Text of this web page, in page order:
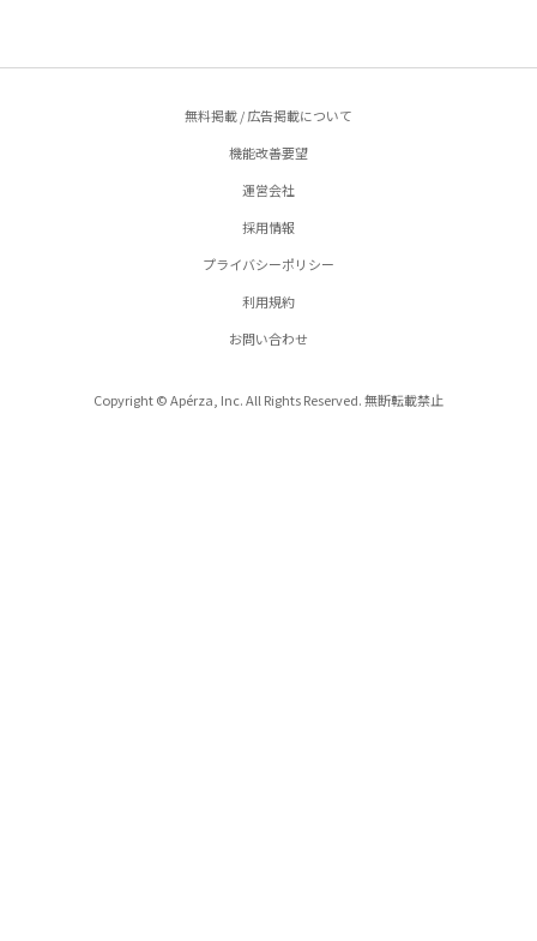
無料掲載 / 広告掲載について
機能改善要望
運営会社
採用情報
プライバシーポリシー
利用規約
お問い合わせ
Copyright © Apérza, Inc. All Rights Reserved. 無断転載禁止